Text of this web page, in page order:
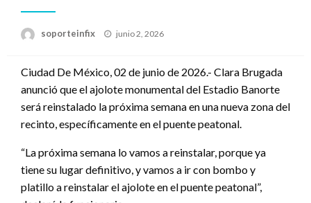
soporteinfix
Publicado
junio 2, 2026
Ciudad De México, 02 de junio de 2026.- Clara Brugada
anunció que el ajolote monumental del Estadio Banorte
será reinstalado la próxima semana en una nueva zona del
recinto, específicamente en el puente peatonal.
“La próxima semana lo vamos a reinstalar, porque ya
tiene su lugar definitivo, y vamos a ir con bombo y
platillo a reinstalar el ajolote en el puente peatonal”,